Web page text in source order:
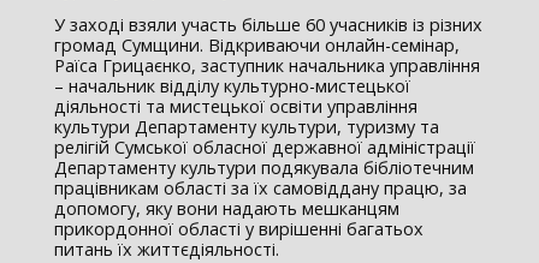
У заході взяли участь більше 60 учасників із різних
громад Сумщини. Відкриваючи онлайн-семінар,
Раїса Грицаєнко, заступник начальника управління
– начальник відділу культурно-мистецької
діяльності та мистецької освіти управління
культури Департаменту культури, туризму та
релігій Сумської обласної державної адміністрації
Департаменту культури подякувала бібліотечним
працівникам області за їх самовіддану працю, за
допомогу, яку вони надають мешканцям
прикордонної області у вирішенні багатьох
питань їх життєдіяльності.